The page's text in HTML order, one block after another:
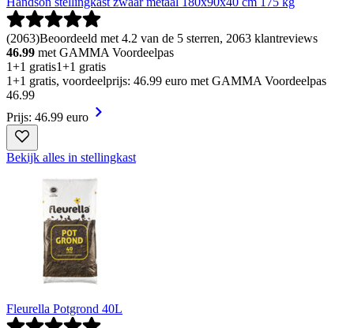
(2063)Beoordeeld met 4.2 van de 5 sterren, 2063 klantreviews
46.99 met GAMMA Voordeelpas
1+1 gratis1+1 gratis
1+1 gratis, voordeelprijs: 46.99 euro met GAMMA Voordeelpas
46.99
Prijs: 46.99 euro
Bekijk alles in stellingkast
Fleurella Potgrond 40L